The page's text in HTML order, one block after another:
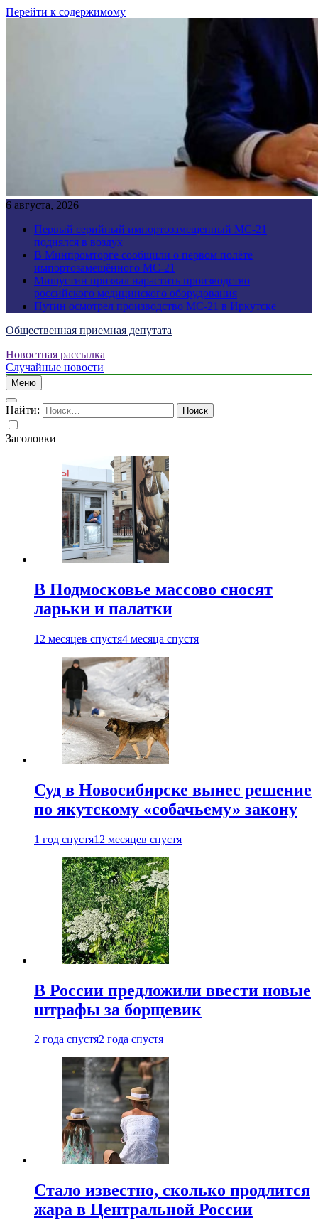
Перейти к содержимому
6 августа, 2026
Первый серийный импортозамещенный МС-21
поднялся в воздух
В Минпромторге сообщили о первом полёте
импортозамещённого МС-21
Мишустин призвал нарастить производство
российского медицинского оборудования
Путин осмотрел производство МС-21 в Иркутске
Общественная приемная депутата
Новостная рассылка
Случайные новости
Меню
Найти:
Заголовки
В Подмосковье массово сносят
ларьки и палатки
12 месяцев спустя4 месяца спустя
Суд в Новосибирске вынес решение
по якутскому «собачьему» закону
1 год спустя12 месяцев спустя
В России предложили ввести новые
штрафы за борщевик
2 года спустя2 года спустя
Стало известно, сколько продлится
жара в Центральной России